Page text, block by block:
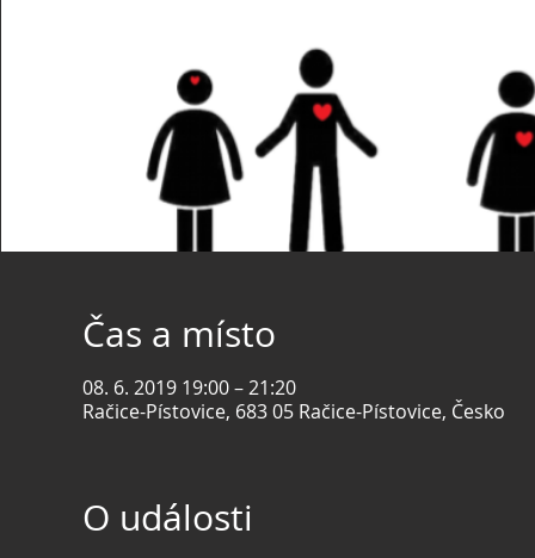
Čas a místo
08. 6. 2019 19:00 – 21:20
Račice-Pístovice, 683 05 Račice-Pístovice, Česko
O události